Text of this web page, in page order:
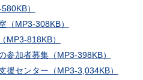
）
（MP3-308KB）
MP3-818KB）
参加者募集（MP3-398KB）
援センター（MP3-3,034KB）